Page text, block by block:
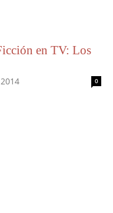
en TV: Los
0